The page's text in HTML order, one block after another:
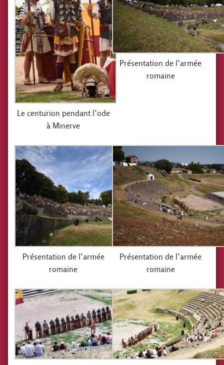
Le centurion pendant l’ode
à Minerve
Présentation de l’armée
romaine
Présentation de l’armée
romaine
Présentation de l’armée
romaine